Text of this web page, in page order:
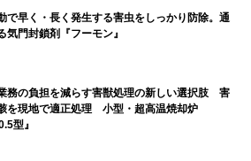
で早く・長く発生する害虫をしっかり防除。通
気門封鎖剤『フーモン』
務の負担を減らす害獣処理の新しい選択肢 害
を現地で適正処理 小型・超高温焼却炉
型』